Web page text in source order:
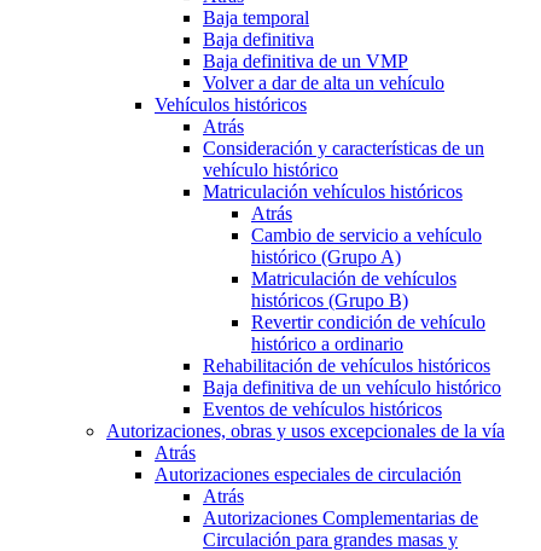
Baja temporal
Baja definitiva
Baja definitiva de un VMP
Volver a dar de alta un vehículo
Vehículos históricos
Atrás
Consideración y características de un
vehículo histórico
Matriculación vehículos históricos
Atrás
Cambio de servicio a vehículo
histórico (Grupo A)
Matriculación de vehículos
históricos (Grupo B)
Revertir condición de vehículo
histórico a ordinario
Rehabilitación de vehículos históricos
Baja definitiva de un vehículo histórico
Eventos de vehículos históricos
Autorizaciones, obras y usos excepcionales de la vía
Atrás
Autorizaciones especiales de circulación
Atrás
Autorizaciones Complementarias de
Circulación para grandes masas y